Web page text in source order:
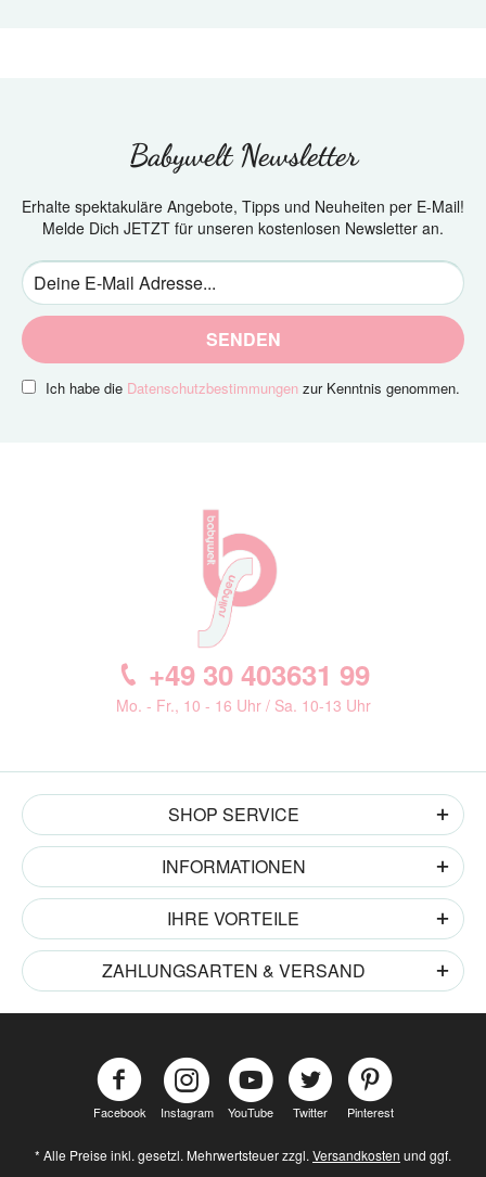
Babywelt Newsletter
Erhalte spektakuläre Angebote, Tipps und Neuheiten per E-Mail!
Melde Dich JETZT für unseren kostenlosen Newsletter an.
SENDEN
Ich habe die Datenschutzbestimmungen zur Kenntnis genommen.
+49 30 403631 99
Mo. - Fr., 10 - 16 Uhr / Sa. 10-13 Uhr
SHOP SERVICE
INFORMATIONEN
IHRE VORTEILE
ZAHLUNGSARTEN & VERSAND
Facebook Instagram YouTube Twitter Pinterest
* Alle Preise inkl. gesetzl. Mehrwertsteuer zzgl. Versandkosten und ggf.